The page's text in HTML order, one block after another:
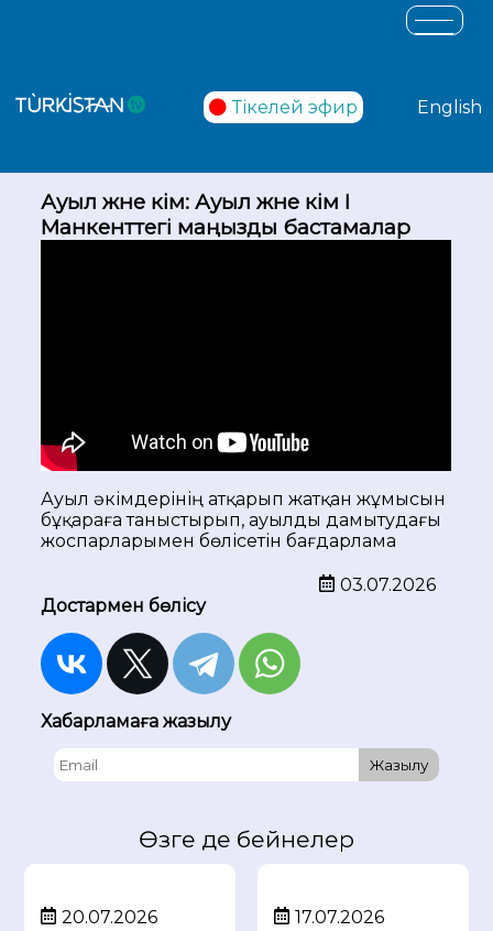
Тікелей эфир English
Ауыл және әкім: Ауыл және әкім I
Манкенттегі маңызды бастамалар
Ауыл әкімдерінің атқарып жатқан жұмысын
бұқараға таныстырып, ауылды дамытудағы
жоспарларымен бөлісетін бағдарлама
03.07.2026
Достармен бөлісу
Хабарламаға жазылу
Жазылу
Өзге де бейнелер
20.07.2026
17.07.2026